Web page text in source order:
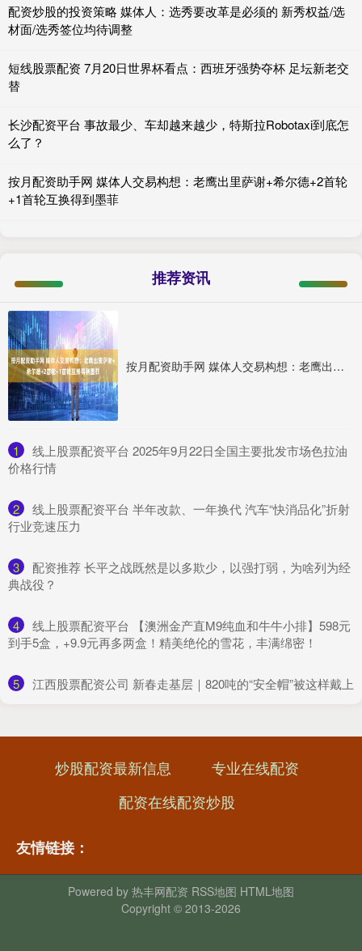
配资炒股的投资策略 媒体人：选秀要改革是必须的 新秀权益/选
材面/选秀签位均待调整
短线股票配资 7月20日世界杯看点：西班牙强势夺杯 足坛新老交
替
长沙配资平台 事故最少、车却越来越少，特斯拉Robotaxi到底怎
么了？
按月配资助手网 媒体人交易构想：老鹰出里萨谢+希尔德+2首轮
+1首轮互换得到墨菲
推荐资讯
按月配资助手网 媒体人交易构想：老鹰出里萨谢+希尔德+2首轮+1首轮互换得到墨菲
1
​线上股票配资平台 2025年9月22日全国主要批发市场色拉油
价格行情
2
​线上股票配资平台 半年改款、一年换代 汽车“快消品化”折射
行业竞速压力
3
​配资推荐 长平之战既然是以多欺少，以强打弱，为啥列为经
典战役？
4
​线上股票配资平台 【澳洲金产直M9纯血和牛牛小排】598元
到手5盒，+9.9元再多两盒！精美绝伦的雪花，丰满绵密！
5 ​江西股票配资公司 新春走基层｜820吨的“安全帽”被这样戴上
炒股配资最新信息
专业在线配资
配资在线配资炒股
友情链接：
Powered by 热丰网配资 RSS地图 HTML地图
Copyright © 2013-2026